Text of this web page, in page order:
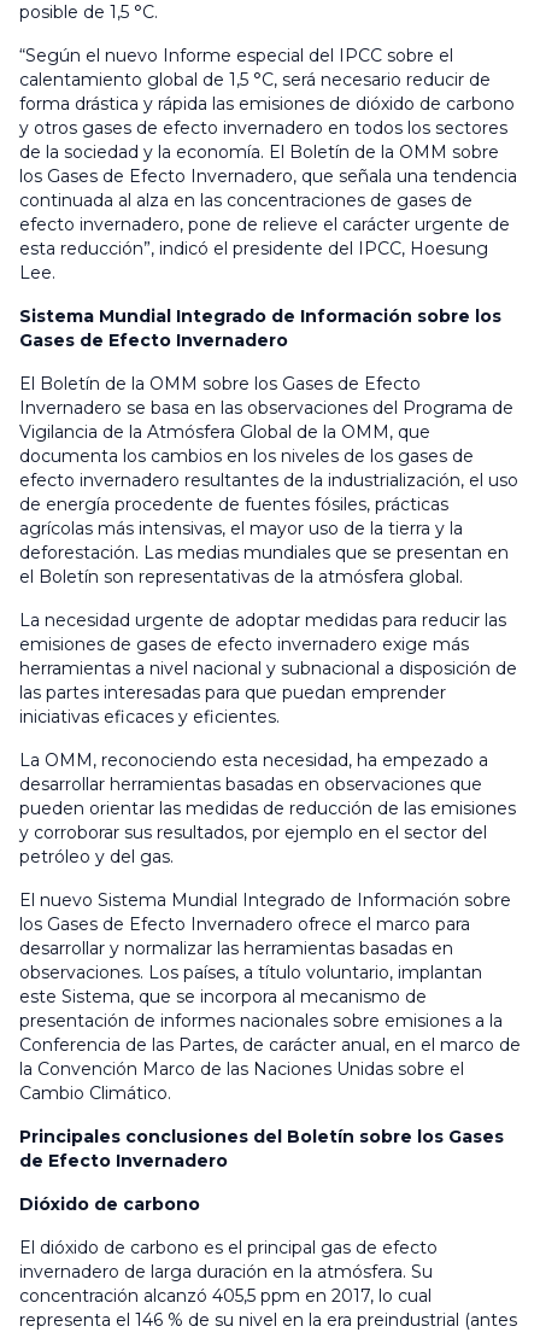
posible de 1,5 °C.
“Según el nuevo Informe especial del IPCC sobre el
calentamiento global de 1,5 °C, será necesario reducir de
forma drástica y rápida las emisiones de dióxido de carbono
y otros gases de efecto invernadero en todos los sectores
de la sociedad y la economía. El Boletín de la OMM sobre
los Gases de Efecto Invernadero, que señala una tendencia
continuada al alza en las concentraciones de gases de
efecto invernadero, pone de relieve el carácter urgente de
esta reducción”, indicó el presidente del IPCC, Hoesung
Lee.
Sistema Mundial Integrado de Información sobre los
Gases de Efecto Invernadero
El Boletín de la OMM sobre los Gases de Efecto
Invernadero se basa en las observaciones del Programa de
Vigilancia de la Atmósfera Global de la OMM, que
documenta los cambios en los niveles de los gases de
efecto invernadero resultantes de la industrialización, el uso
de energía procedente de fuentes fósiles, prácticas
agrícolas más intensivas, el mayor uso de la tierra y la
deforestación. Las medias mundiales que se presentan en
el Boletín son representativas de la atmósfera global.
La necesidad urgente de adoptar medidas para reducir las
emisiones de gases de efecto invernadero exige más
herramientas a nivel nacional y subnacional a disposición de
las partes interesadas para que puedan emprender
iniciativas eficaces y eficientes.
La OMM, reconociendo esta necesidad, ha empezado a
desarrollar herramientas basadas en observaciones que
pueden orientar las medidas de reducción de las emisiones
y corroborar sus resultados, por ejemplo en el sector del
petróleo y del gas.
El nuevo Sistema Mundial Integrado de Información sobre
los Gases de Efecto Invernadero ofrece el marco para
desarrollar y normalizar las herramientas basadas en
observaciones. Los países, a título voluntario, implantan
este Sistema, que se incorpora al mecanismo de
presentación de informes nacionales sobre emisiones a la
Conferencia de las Partes, de carácter anual, en el marco de
la Convención Marco de las Naciones Unidas sobre el
Cambio Climático.
Principales conclusiones del Boletín sobre los Gases
de Efecto Invernadero
Dióxido de carbono
El dióxido de carbono es el principal gas de efecto
invernadero de larga duración en la atmósfera. Su
concentración alcanzó 405,5 ppm en 2017, lo cual
representa el 146 % de su nivel en la era preindustrial (antes